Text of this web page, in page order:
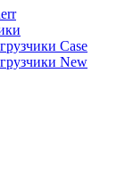
Case
New